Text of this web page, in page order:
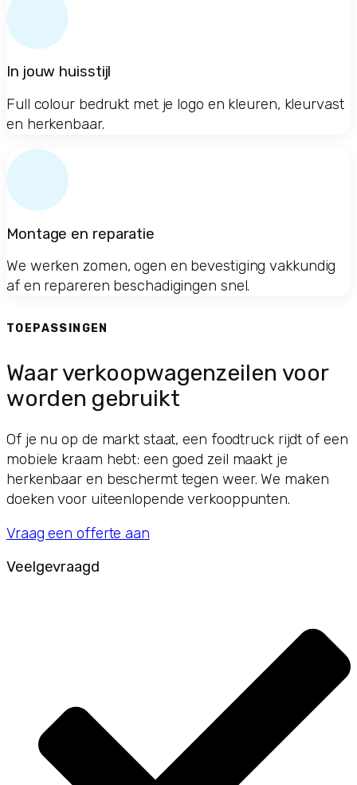
In jouw huisstijl
Full colour bedrukt met je logo en kleuren, kleurvast
en herkenbaar.
Montage en reparatie
We werken zomen, ogen en bevestiging vakkundig
af en repareren beschadigingen snel.
TOEPASSINGEN
Waar verkoopwagenzeilen voor
worden gebruikt
Of je nu op de markt staat, een foodtruck rijdt of een
mobiele kraam hebt: een goed zeil maakt je
herkenbaar en beschermt tegen weer. We maken
doeken voor uiteenlopende verkooppunten.
Vraag een offerte aan
Veelgevraagd